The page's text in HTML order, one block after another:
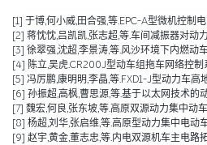
[1] 于博,何小威,田合强,等.EPC-A型微机控
[2] 蒋忱忱,吕凯凯,张志超,等.车间减振器对
[3] 徐翠强,沈超,李景涛,等.风沙环境下内燃
[4] 陈立,吴虎.CR200J型动车组拖车网络控
[5] 冯厉鹏,康明明,李晶,等.FXD1-J型动力车
[6] 孙振超,高枫,曹思源,等.基于以太网技术
[7] 魏宏,何良,张东坡,等.高原双源动力集中
[8] 杨超,刘华,张启维,等.高原型动力集中电
[9] 赵宇,黄金,董志忠,等.内电双源机车主电